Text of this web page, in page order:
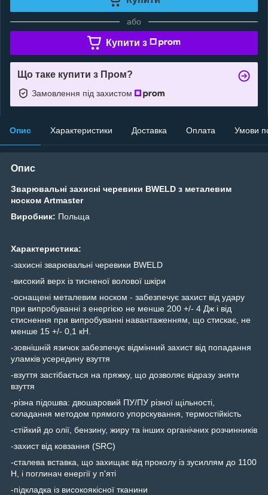
або
Купити з
Що таке купити з Пром?
Замовлення під захистом
Опис Характеристики Доставка Оплата Умови
Опис
Зварювальні захисні черевики BWELD з металевим
носком Artmaster
Виробник: Польща
Характеристика:
-захисні зварювальні черевики BWELD
-високий верх із тисненої волової шкіри
-оснащені металевим носком - забезпечує захист від удару
при випробуванні з енергією не менше 200 +/- 4 Дж і від
стиснення при випробуванні навантаженням, що стискає, не
менше 15 +/- 0,1 кН.
-зовнішній язичок забезпечує відмінний захист від попадання
уламків усередину взуття
-взуття застібається на пряжку, що дозволяє відразу зняти
взуття
-різна підошва: двошаровий ПУ/ПУ різної щільності,
складання методом прямого упорскування, термостійкість
-стійкий до олії, бензину, жиру та інших органічних розчинників
-захист від ковзання (SRC)
-сталева вставка, що захищає від проколу із зусиллям до 1100
Н, і поглинач енергії у п'яті
-підкладка із високоякісної тканини